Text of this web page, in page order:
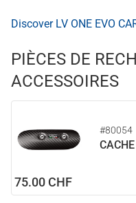
Discover LV ONE EVO
PIÈCES DE
ACCESSOIRES
#80054
75.00 CHF